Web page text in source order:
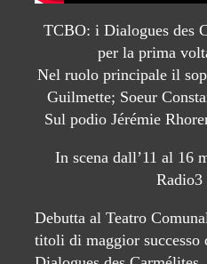
TCBO: i Dialogues des
per la prima
Nel ruolo principale il
Guilmette; Soeur
Sul podio Jérémie
In scena dall’11 al 16
Radio3
Debutta al Teatro
titoli di maggior successo